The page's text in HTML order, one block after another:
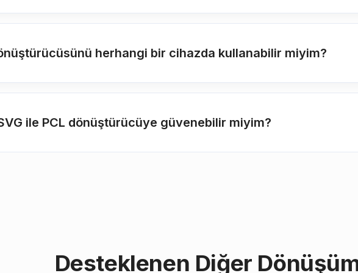
herhangi bir cihazda kullanabilir miyim?
ile PCL dönüştürücüye güvenebilir miyim?
Desteklenen Diğer